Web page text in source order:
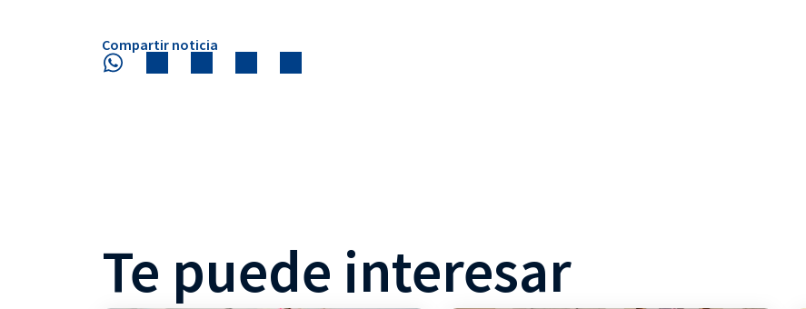
Compartir noticia
Te puede interesar